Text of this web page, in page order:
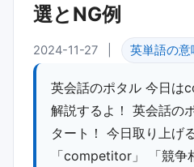
選とNG例
2024-11-27 英単語の意
英会話のポタル 今日は
解説するよ！ 英会話の
タート！ 今日取り上げ
「competitor」 「競争